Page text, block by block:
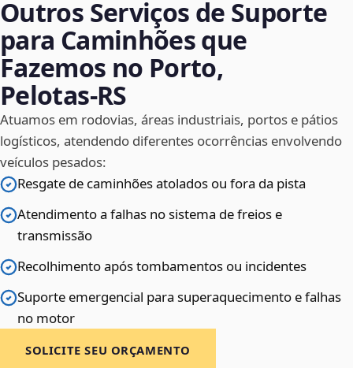
Outros Serviços de Suporte
para Caminhões que
Fazemos no Porto,
Pelotas‑RS
Atuamos em rodovias, áreas industriais, portos e pátios
logísticos, atendendo diferentes ocorrências envolvendo
veículos pesados:
Resgate de caminhões atolados ou fora da pista
Atendimento a falhas no sistema de freios e
transmissão
Recolhimento após tombamentos ou incidentes
Suporte emergencial para superaquecimento e falhas
no motor
SOLICITE SEU ORÇAMENTO